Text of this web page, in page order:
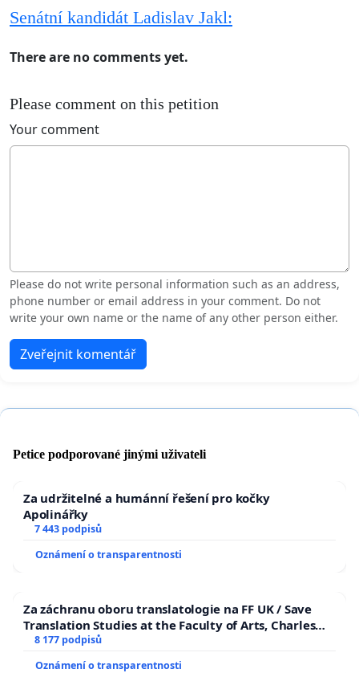
Senátní kandidát Ladislav Jakl:
There are no comments yet.
Please comment on this petition
Your comment
Please do not write personal information such as an address,
phone number or email address in your comment. Do not
write your own name or the name of any other person either.
Zveřejnit komentář
Petice podporované jinými uživateli
Za udržitelné a humánní řešení pro kočky
Apolinářky
7 443 podpisů
Oznámení o transparentnosti
Za záchranu oboru translatologie na FF UK / Save
Translation Studies at the Faculty of Arts, Charles
University
8 177 podpisů
Oznámení o transparentnosti